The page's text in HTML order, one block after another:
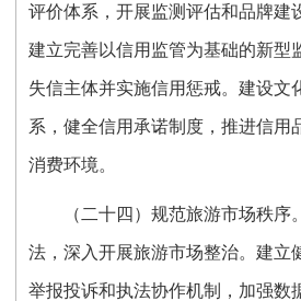
评价体系，开展监测评估和品牌建
建立完善以信用监管为基础的新型
失信主体并实施信用惩戒。建设文
系，健全信用承诺制度，推进信用
消费环境。
（二十四）规范旅游市场秩序
法，深入开展旅游市场整治。建立
举报投诉和执法协作机制，加强数